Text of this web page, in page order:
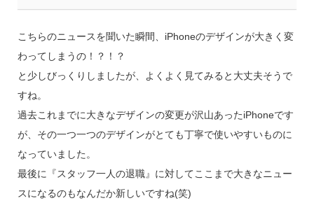
こちらのニュースを聞いた瞬間、iPhoneのデザインが大きく変
わってしまうの！？！？
と少しびっくりしましたが、よくよく見てみると大丈夫そうで
すね。
過去これまでに大きなデザインの変更が沢山あったiPhoneです
が、その一つ一つのデザインがとても丁寧で使いやすいものに
なっていました。
最後に『スタッフ一人の退職』に対してここまで大きなニュー
スになるのもなんだか新しいですね(笑)